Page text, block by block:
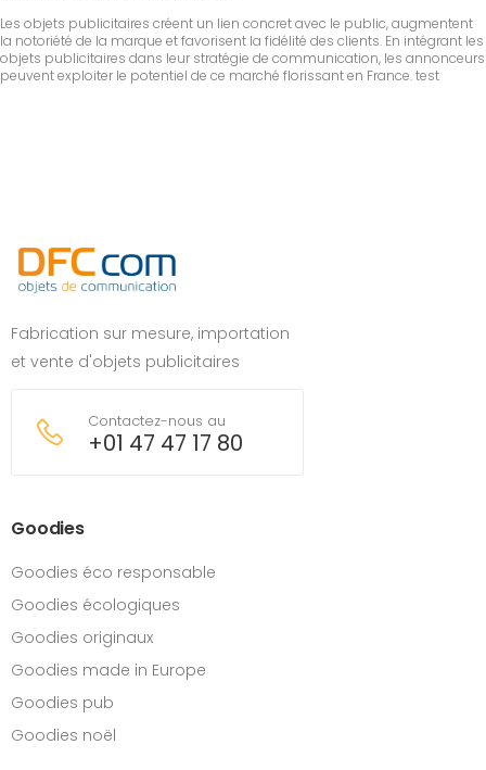
Les objets publicitaires créent un lien concret avec le public, augmentent
la notoriété de la marque et favorisent la fidélité des clients. En intégrant les
objets publicitaires dans leur stratégie de communication, les annonceurs
peuvent exploiter le potentiel de ce marché florissant en France. test
Fabrication sur mesure, importation
et vente d'objets publicitaires
Contactez-nous au
+01 47 47 17 80
Goodies
Goodies éco responsable
Goodies écologiques
Goodies originaux
Goodies made in Europe
Goodies pub
Goodies noël